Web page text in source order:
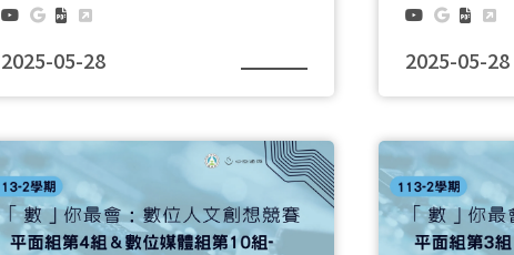
2025-05-28 2025-05-28